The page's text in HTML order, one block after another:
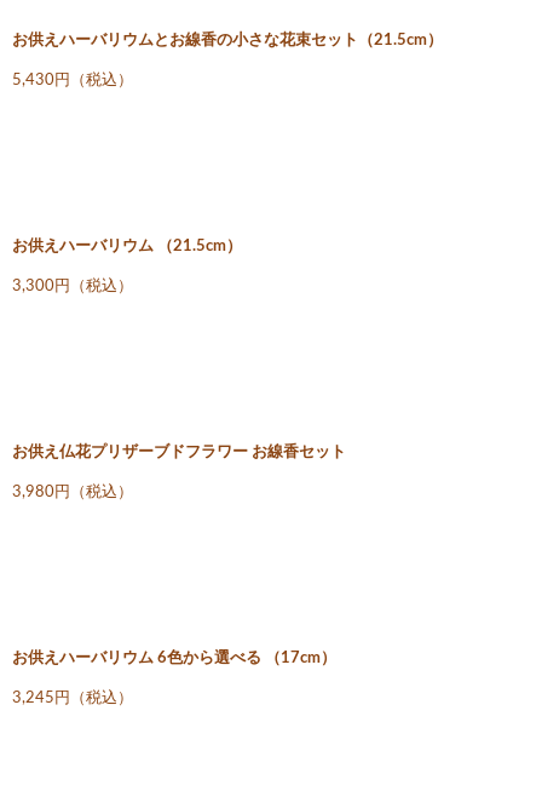
お供えハーバリウムとお線香の小さな花束セット（21.5cm）
5,430円（税込）
お供えハーバリウム （21.5cm）
3,300円（税込）
お供え仏花プリザーブドフラワー お線香セット
3,980円（税込）
お供えハーバリウム 6色から選べる （17cm）
3,245円（税込）